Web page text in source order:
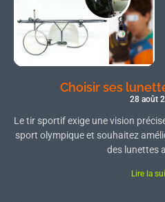
Choisir ses
28 août
Le tir sportif exige une vision
sport olympique et souhaitez
des lunettes
Lire la